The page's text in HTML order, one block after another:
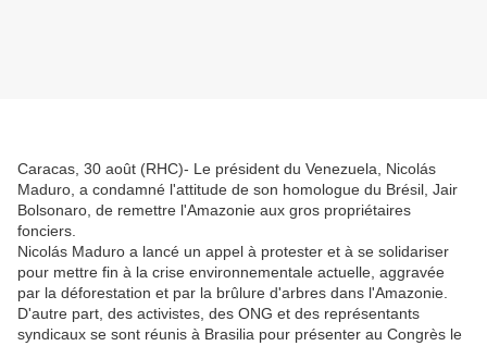
Caracas, 30 août (RHC)- Le président du Venezuela, Nicolás
Maduro, a condamné l'attitude de son homologue du Brésil, Jair
Bolsonaro, de remettre l'Amazonie aux gros propriétaires
fonciers.
Nicolás Maduro a lancé un appel à protester et à se solidariser
pour mettre fin à la crise environnementale actuelle, aggravée
par la déforestation et par la brûlure d'arbres dans l'Amazonie.
D'autre part, des activistes, des ONG et des représentants
syndicaux se sont réunis à Brasilia pour présenter au Congrès le